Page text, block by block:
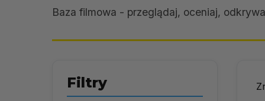
Baza filmowa - przeglądaj, oceniaj,
Filtry